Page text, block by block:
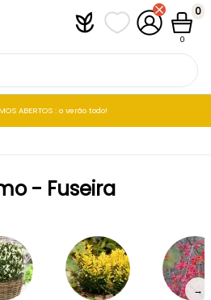
PlantfitAs minhas listas
A minha
0
0
ABERTOS : o verão todo!
- Fuseira
→